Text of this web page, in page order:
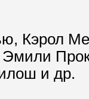
Кэрол
и др.